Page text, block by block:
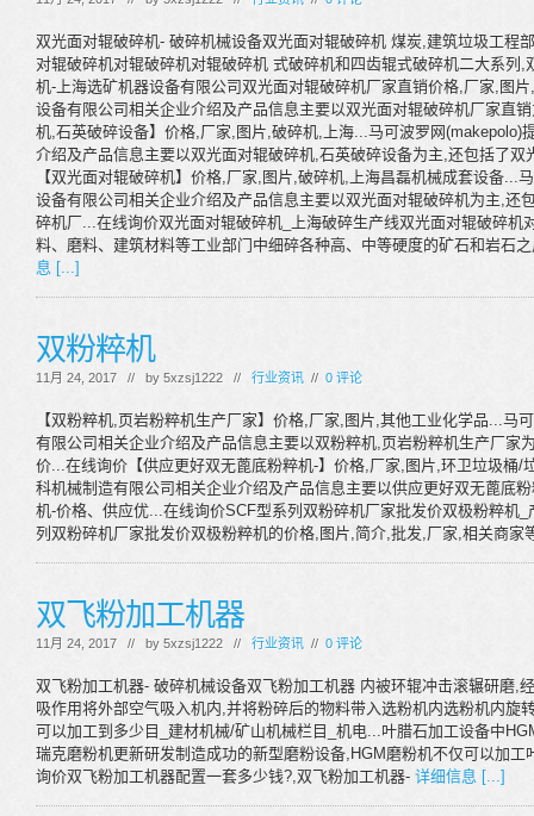
双光面对辊破碎机- 破碎机械设备双光面对辊破碎机 煤炭,建筑垃圾工程
对辊破碎机对辊破碎机对辊破碎机 式破碎机和四齿辊式破碎机二大系列
机-上海选矿机器设备有限公司双光面对辊破碎机厂家直销价格,厂家,图
设备有限公司相关企业介绍及产品信息主要以双光面对辊破碎机厂家直
机,石英破碎设备】价格,厂家,图片,破碎机,上海...马可波罗网(makepolo)
介绍及产品信息主要以双光面对辊破碎机,石英破碎设备为主,还包括了
【双光面对辊破碎机】价格,厂家,图片,破碎机,上海昌磊机械成套设备...
设备有限公司相关企业介绍及产品信息主要以双光面对辊破碎机为主,还
碎机厂...在线询价双光面对辊破碎机_上海破碎生产线双光面对辊破碎机
料、磨料、建筑材料等工业部门中细碎各种高、中等硬度的矿石和岩石
息 [...]
双粉粹机
11月 24, 2017 // by 5xzsj1222 // 行业资讯 // 0 评论
【双粉粹机,页岩粉粹机生产厂家】价格,厂家,图片,其他工业化学品...马
有限公司相关企业介绍及产品信息主要以双粉粹机,页岩粉粹机生产厂家
价...在线询价【供应更好双无蓖底粉粹机-】价格,厂家,图片,环卫垃圾桶/
科机械制造有限公司相关企业介绍及产品信息主要以供应更好双无蓖底
机-价格、供应优...在线询价SCF型系列双粉碎机厂家批发价双极粉粹机
列双粉碎机厂家批发价双极粉粹机的价格,图片,简介,批发,厂家,相关商家
双飞粉加工机器
11月 24, 2017 // by 5xzsj1222 // 行业资讯 // 0 评论
双飞粉加工机器- 破碎机械设备双飞粉加工机器 内被环辊冲击滚辗研磨,
吸作用将外部空气吸入机内,并将粉碎后的物料带入选粉机内选粉机内旋
可以加工到多少目_建材机械/矿山机械栏目_机电...叶腊石加工设备中
瑞克磨粉机更新研发制造成功的新型磨粉设备,HGM磨粉机不仅可以加
询价双飞粉加工机器配置一套多少钱?,双飞粉加工机器- 详细信息 [...]